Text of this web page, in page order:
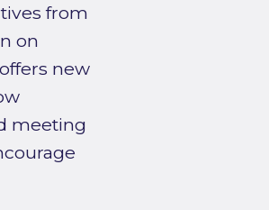
from
on
new
meeting